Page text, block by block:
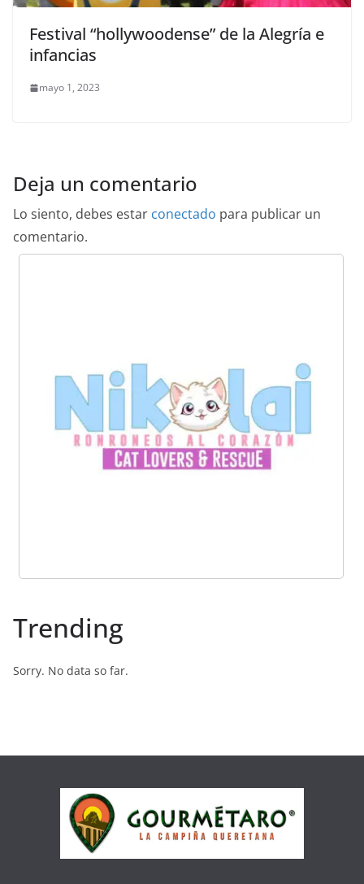
Festival “hollywoodense” de la Alegría e
infancias
mayo 1, 2023
Deja un comentario
Lo siento, debes estar conectado para publicar un
comentario.
Trending
Sorry. No data so far.